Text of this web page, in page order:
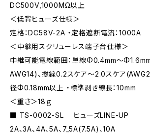
DC500V,1000MΩ以上
＜低背ヒューズ仕様＞
定格：DC58V-2A ・定格遮断電流：1000A
＜中継用スクリューレス端子台仕様＞
中継可能電線範囲：単線Φ0.4mm～
AWG14)、撚線0.2スケア～2.0スケア
径Φ0.18mm以上 ・標準剥き線長：10mm
＜重さ＞18ｇ
■ TS-0002-SL ヒューズLINE-UP
2A、3A、4A、5A、7_5A(7.5A)、10A